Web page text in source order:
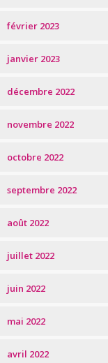
février 2023
janvier 2023
décembre 2022
novembre 2022
octobre 2022
septembre 2022
août 2022
juillet 2022
juin 2022
mai 2022
avril 2022